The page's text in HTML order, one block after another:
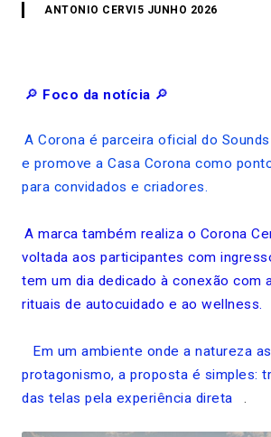
ANTONIO CERVI 5 JUNHO 2026
🔎 Foco da notícia 🔎
A Corona é parceira oficial do
e promove a Casa Corona como
para convidados e criadores.
A marca também realiza o Corona
voltada aos participantes com
tem um dia dedicado à conexão com
rituais de autocuidado e ao wellness.
Em um ambiente onde a natureza
protagonismo, a proposta é simples:
das telas pela experiência direta
.